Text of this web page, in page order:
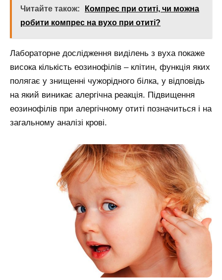
Читайте також:
Компрес при отиті, чи можна
робити компрес на вухо при отиті?
Лабораторне дослідження виділень з вуха покаже
висока кількість еозинофілів – клітин, функція яких
полягає у знищенні чужорідного білка, у відповідь
на який виникає алергічна реакція. Підвищення
еозинофілів при алергічному отиті позначиться і на
загальному аналізі крові.